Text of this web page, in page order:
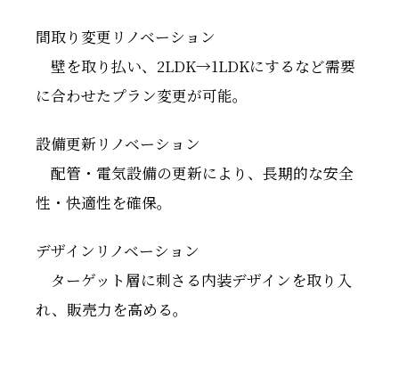
間取り変更リノベーション
壁を取り払い、2LDK→1LDKにするなど需要
に合わせたプラン変更が可能。
設備更新リノベーション
配管・電気設備の更新により、長期的な安全
性・快適性を確保。
デザインリノベーション
ターゲット層に刺さる内装デザインを取り入
れ、販売力を高める。